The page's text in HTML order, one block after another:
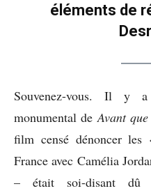
éléments de
Souvenez-vous. Il y
monumental de Avant
film censé dénoncer
France avec Camélia
– était soi-disant dû